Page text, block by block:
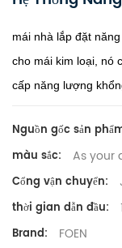
mái nhà lắp đặt
cho mái kim loại, nó
cấp năng lượng
Nguồn gốc sản
màu sắc: As your
Cổng vận chuyển:
thời gian dẫn đầu:
Brand: FOEN